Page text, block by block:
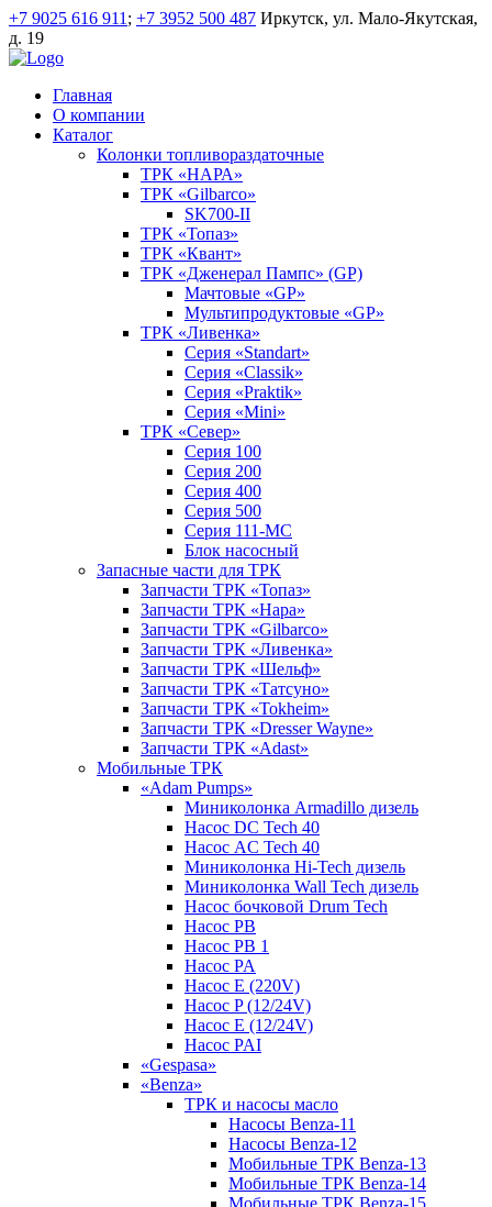
+7 9025 616 911 ; +7 3952 500 487 Иркутск, ул. Мало-Якутская,
д. 19
Главная
О компании
Каталог
Колонки топливораздаточные
ТРК «НАРА»
ТРК «Gilbarco»
SK700-II
ТРК «Топаз»
ТРК «Квант»
ТРК «Дженерал Пампс» (GP)
Мачтовые «GP»
Мультипродуктовые «GP»
ТРК «Ливенка»
Серия «Standart»
Серия «Classik»
Серия «Praktik»
Серия «Mini»
ТРК «Север»
Серия 100
Серия 200
Серия 400
Серия 500
Серия 111-МС
Блок насосный
Запасные части для ТРК
Запчасти ТРК «Топаз»
Запчасти ТРК «Нара»
Запчасти ТРК «Gilbarco»
Запчасти ТРК «Ливенка»
Запчасти ТРК «Шельф»
Запчасти ТРК «Татсуно»
Запчасти ТРК «Tokheim»
Запчасти ТРК «Dresser Wayne»
Запчасти ТРК «Adast»
Мобильные ТРК
«Adam Pumps»
Миниколонка Armadillo дизель
Насос DC Tech 40
Насос AC Tech 40
Миниколонка Hi-Tech дизель
Миниколонка Wall Tech дизель
Насос бочковой Drum Tech
Насос PB
Насос PB 1
Насос PA
Насос E (220V)
Насос P (12/24V)
Насос E (12/24V)
Насос PAI
«Gespasa»
«Benza»
ТРК и насосы масло
Насосы Benza-11
Насосы Benza-12
Мобильные ТРК Benza-13
Мобильные ТРК Benza-14
Мобильные ТРК Benza-15